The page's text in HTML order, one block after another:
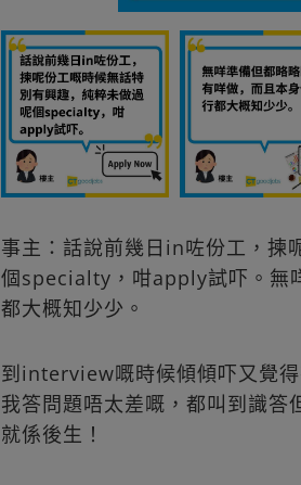
事主：話說前幾日in咗份工，揀
個specialty，咁apply試吓。無
都大概知少少。
到interview嘅時候傾傾吓又覺
我答問題唔太差嘅，都叫到識
就係後生！